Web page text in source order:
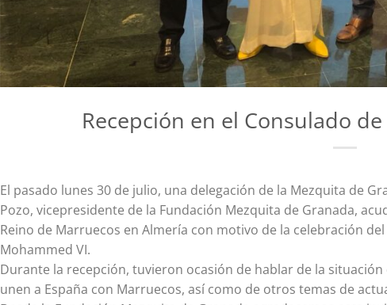
Recepción en el Consulado
El pasado lunes 30 de julio, una delegación de la Mezquita de
Pozo, vicepresidente de la Fundación Mezquita de Granada,
Reino de Marruecos en Almería con motivo de la celebración
Mohammed VI.
Durante la recepción, tuvieron ocasión de hablar de la
unen a España con Marruecos, así como de otros temas de